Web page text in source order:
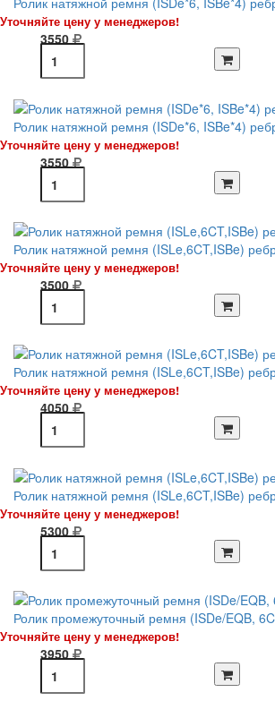
Уточняйте цену у менеджеров!
3550
Ролик натяжной ремня (ISDe*6, ISBe*4)
Уточняйте цену у менеджеров!
3550
Ролик натяжной ремня (ISLe,6CT,ISBe)
Уточняйте цену у менеджеров!
3500
Ролик натяжной ремня (ISLe,6CT,ISBe)
Уточняйте цену у менеджеров!
4050
Ролик натяжной ремня (ISLe,6CT,ISBe)
Уточняйте цену у менеджеров!
5300
Ролик промежуточный ремня (ISDe/EQB,
Уточняйте цену у менеджеров!
3950